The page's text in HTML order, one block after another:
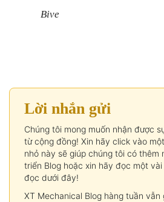
Bive
Lời nhắn gửi
Chúng tôi mong muốn nhận được
từ cộng đồng! Xin hãy click vào
nhỏ này sẽ giúp chúng tôi có thêm
triển Blog hoặc xin hãy đọc một
đọc dưới đây!
XT Mechanical Blog hàng tuần